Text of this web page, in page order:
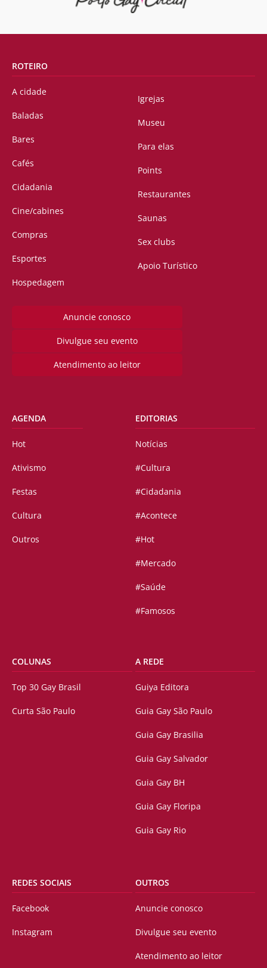
ROTEIRO
A cidade
Baladas
Bares
Cafés
Cidadania
Cine/cabines
Compras
Esportes
Hospedagem
Igrejas
Museu
Para elas
Points
Restaurantes
Saunas
Sex clubs
Apoio Turístico
Anuncie conosco
Divulgue seu evento
Atendimento ao leitor
AGENDA
Hot
Ativismo
Festas
Cultura
Outros
EDITORIAS
Notícias
#Cultura
#Cidadania
#Acontece
#Hot
#Mercado
#Saúde
#Famosos
COLUNAS
Top 30 Gay Brasil
Curta São Paulo
A REDE
Guiya Editora
Guia Gay São Paulo
Guia Gay Brasilia
Guia Gay Salvador
Guia Gay BH
Guia Gay Floripa
Guia Gay Rio
REDES SOCIAIS
Facebook
Instagram
OUTROS
Anuncie conosco
Divulgue seu evento
Atendimento ao leitor